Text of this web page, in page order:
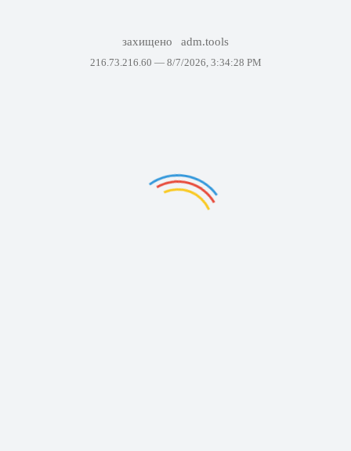
захищено adm.tools
216.73.216.60 — 8/7/2026, 3:34:28 PM